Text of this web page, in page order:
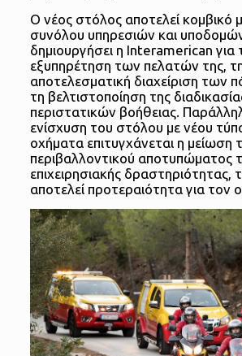
Ο νέος στόλος αποτελεί κομβικό
συνόλου υπηρεσιών και
δημιουργήσει η Interamerican για
εξυπηρέτηση των πελατών της,
αποτελεσματική διαχείριση των
τη βελτιστοποίηση της
περιστατικών βοήθειας.
ενίσχυση του στόλου με νέου
οχήματα επιτυγχάνεται η μείωση
περιβαλλοντικού αποτυπώματος
επιχειρησιακής δραστηριότητας,
αποτελεί προτεραιότητα για τον